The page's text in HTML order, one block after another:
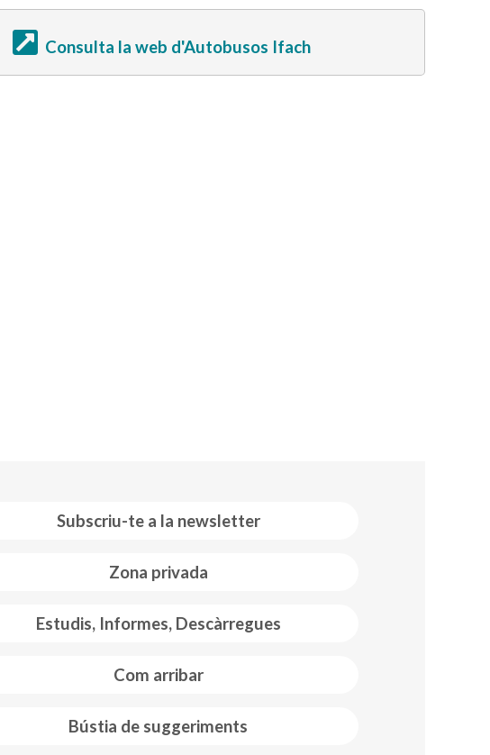
Consulta la web d'Autobusos Ifach
Subscriu-te a la newsletter
Zona privada
Estudis, Informes, Descàrregues
Com arribar
Bústia de suggeriments